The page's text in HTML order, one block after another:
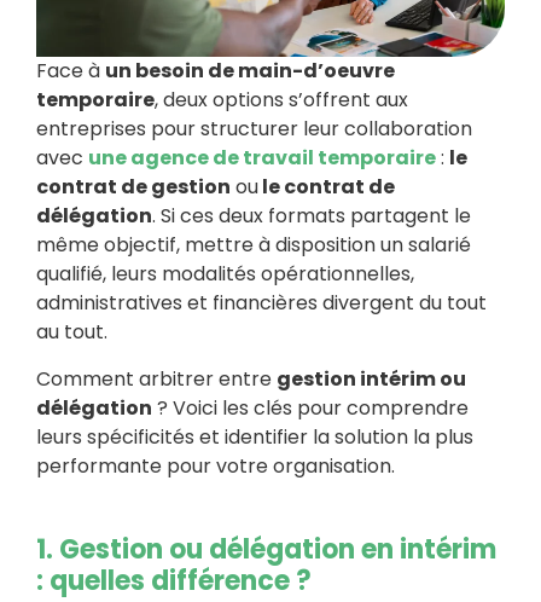
Face à un besoin de main-d’oeuvre
temporaire, deux options s’offrent aux
entreprises pour structurer leur collaboration
avec une agence de travail temporaire: le
contrat de gestion oule contrat de
délégation. Si ces deux formats partagent le
même objectif, mettre à disposition un salarié
qualifié, leurs modalités opérationnelles,
administratives et financières divergent du tout
au tout.
Comment arbitrer entre gestion intérim ou
délégation ? Voici les clés pour comprendre
leurs spécificités et identifier la solution la plus
performante pour votre organisation.
1. Gestion ou délégation en intérim
: quelles différence ?